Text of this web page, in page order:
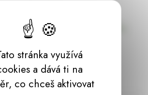
Dekorace, bytové a zahradní doplňky,
stránka využívá
a dává ti na
co chceš aktivovat